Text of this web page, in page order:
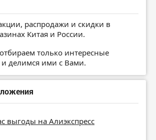
распродажи и скидки в
Китая и России.
только интересные
делимся ими с Вами.
выгоды на Алиэкспресс